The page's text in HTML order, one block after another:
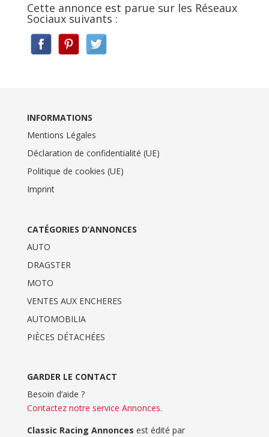
Cette annonce est parue sur les Réseaux
Sociaux suivants :
INFORMATIONS
Mentions Légales
Déclaration de confidentialité (UE)
Politique de cookies (UE)
Imprint
CATÉGORIES D’ANNONCES
AUTO
DRAGSTER
MOTO
VENTES AUX ENCHERES
AUTOMOBILIA
PIÈCES DÉTACHÉES
GARDER LE CONTACT
Besoin d’aide ?
Contactez notre service Annonces.
Classic Racing Annonces est édité par